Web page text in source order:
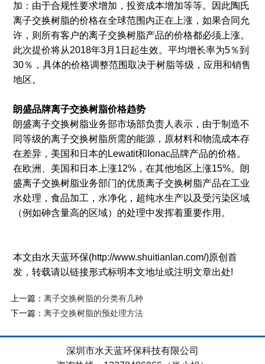
加：由于合规性要求增加，投资成本增加等等。因此陶氏
离子交换树脂的价格在全球范围内正在上涨，如果合同允
许，则所有客户的离子交换树脂产品的价格都必须上涨。
此次提价将从2018年3月1日起生效。平均增长率为5％到
30％，具体的价格调整范围取决于树脂等级，应用和销售
地区。
朗盛品牌离子交换树脂价格趋势
朗盛离子交换树脂业务部市场部负责人表示，由于制造不
同等级的离子交换树脂所需的能源，原材料和物流成本存
在差异，美国和日本的Lewatit和Ionac品牌产品的价格。
在欧洲、美国和日本上涨12%，在其他地区上涨15%。朗
盛离子交换树脂业务部门的优质离子交换树脂产品在工业
水处理，食品加工，水净化，超纯水生产以及受污染区域
（例如砷含量高的区域）的处理中发挥着重要作用。
本文由水天蓝环保(http://www.shuitianlan.com/)原创首
发，转载请以链接形式标明本文地址或注明文章出处!
上一篇： 离子交换树脂的分类有几种
下一篇： 离子交换树脂的预处理方法
深圳市水天蓝环保科技有限公司